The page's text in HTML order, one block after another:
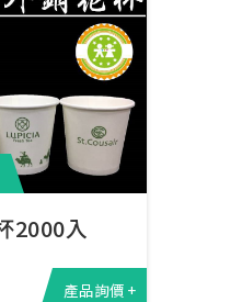
2000入
產品詢價 +